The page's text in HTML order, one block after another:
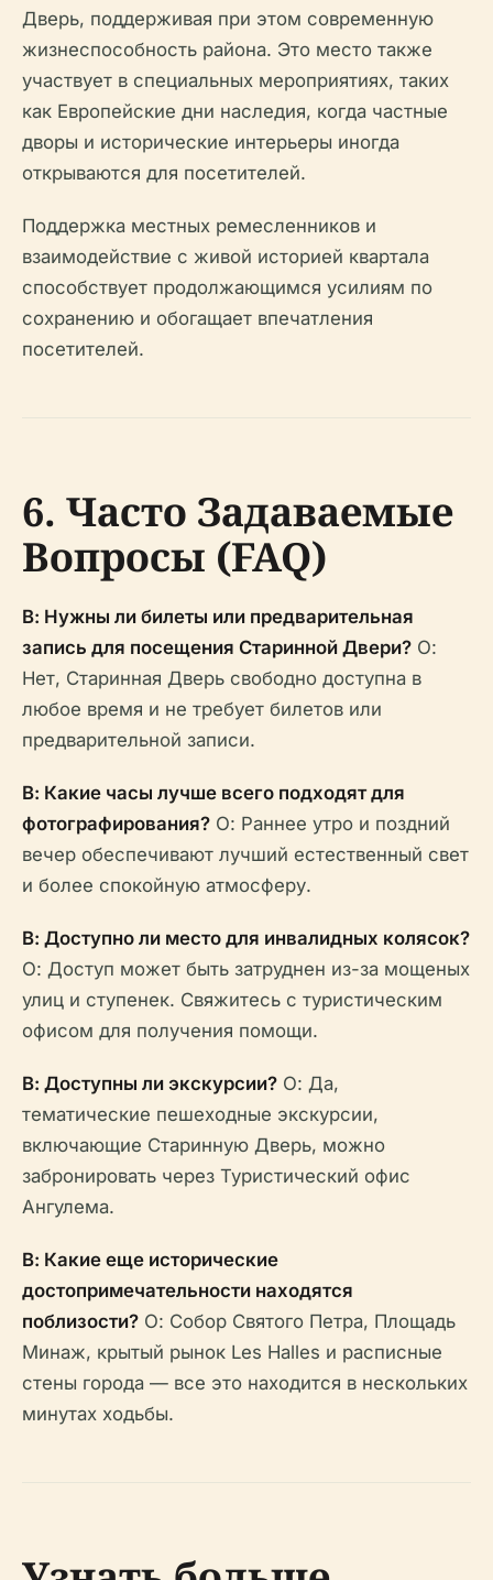
Дверь, поддерживая при этом современную
жизнеспособность района. Это место также
участвует в специальных мероприятиях, таких
как Европейские дни наследия, когда частные
дворы и исторические интерьеры иногда
открываются для посетителей.
Поддержка местных ремесленников и
взаимодействие с живой историей квартала
способствует продолжающимся усилиям по
сохранению и обогащает впечатления
посетителей.
6. Часто Задаваемые
Вопросы (FAQ)
В: Нужны ли билеты или предварительная
запись для посещения Старинной Двери? О:
Нет, Старинная Дверь свободно доступна в
любое время и не требует билетов или
предварительной записи.
В: Какие часы лучше всего подходят для
фотографирования? О: Раннее утро и поздний
вечер обеспечивают лучший естественный свет
и более спокойную атмосферу.
В: Доступно ли место для инвалидных колясок?
О: Доступ может быть затруднен из-за мощеных
улиц и ступенек. Свяжитесь с туристическим
офисом для получения помощи.
В: Доступны ли экскурсии? О: Да,
тематические пешеходные экскурсии,
включающие Старинную Дверь, можно
забронировать через Туристический офис
Ангулема.
В: Какие еще исторические
достопримечательности находятся
поблизости? О: Собор Святого Петра, Площадь
Минаж, крытый рынок Les Halles и расписные
стены города — все это находится в нескольких
минутах ходьбы.